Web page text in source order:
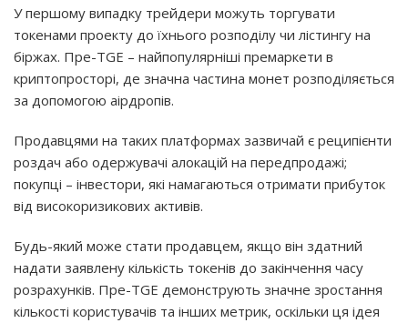
У першому випадку трейдери можуть торгувати
токенами проекту до їхнього розподілу чи лістингу на
біржах. Пре-TGE – найпопулярніші премаркети в
криптопросторі, де значна частина монет розподіляється
за допомогою аірдропів.
Продавцями на таких платформах зазвичай є реципієнти
роздач або одержувачі алокацій на передпродажі;
покупці – інвестори, які намагаються отримати прибуток
від високоризикових активів.
Будь-який може стати продавцем, якщо він здатний
надати заявлену кількість токенів до закінчення часу
розрахунків. Пре-TGE демонструють значне зростання
кількості користувачів та інших метрик, оскільки ця ідея